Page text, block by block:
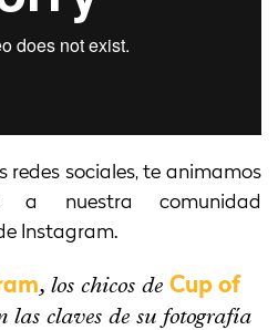
redes sociales, te animamos
nuestra comunidad
Instagram.
, los chicos de Cup of
las claves de su fotografía